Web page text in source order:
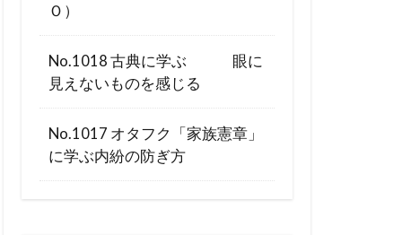
Ｏ）
No.1018 古典に学ぶ 眼に
見えないものを感じる
No.1017 オタフク「家族憲章」
に学ぶ内紛の防ぎ方